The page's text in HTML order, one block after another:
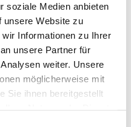
soziale Medien anbieten
unsere Website zu
Informationen zu Ihrer
unsere Partner für
weiter. Unsere
möglicherweise mit
Sie ihnen bereitgestellt